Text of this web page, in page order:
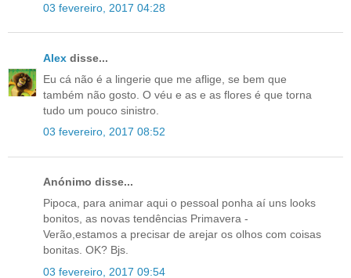
03 fevereiro, 2017 04:28
Alex disse...
Eu cá não é a lingerie que me aflige, se bem que
também não gosto. O véu e as e as flores é que torna
tudo um pouco sinistro.
03 fevereiro, 2017 08:52
Anónimo disse...
Pipoca, para animar aqui o pessoal ponha aí uns looks
bonitos, as novas tendências Primavera -
Verão,estamos a precisar de arejar os olhos com coisas
bonitas. OK? Bjs.
03 fevereiro, 2017 09:54